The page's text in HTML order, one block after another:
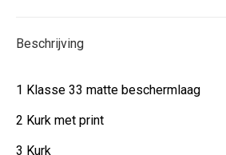
Beschrijving
1 Klasse 33 matte beschermlaag
2 Kurk met print
3 Kurk